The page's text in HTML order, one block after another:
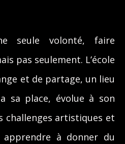
seule volonté, faire
pas seulement. L’école
et de partage, un lieu
sa place, évolue à son
challenges artistiques et
apprendre à donner du